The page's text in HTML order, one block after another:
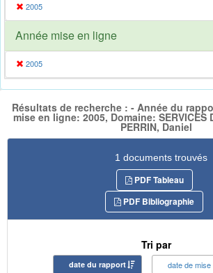
2005
Année mise en ligne
2005
Résultats de recherche : - Année du
mise en ligne: 2005, Domaine: SERVICES
PERRIN, Daniel
1 documents trouvés
PDF Tableau
PDF Bibliographie
Tri par
date du rapport date de mise